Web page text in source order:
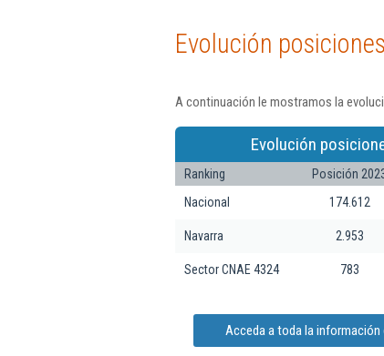
Evolución
A continuación le mostramos la
Evolución
Ranking Posición
Nacional
174.612
Navarra 2.953
Sector CNAE 4324 783
Acceda a toda la información